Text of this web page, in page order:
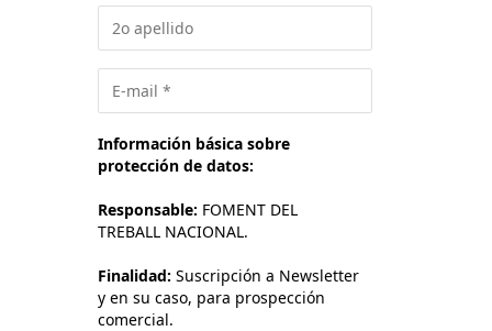
Información básica sobre
protección de datos:
Responsable: FOMENT DEL
TREBALL NACIONAL.
Finalidad: Suscripción a Newsletter
y en su caso, para prospección
comercial.